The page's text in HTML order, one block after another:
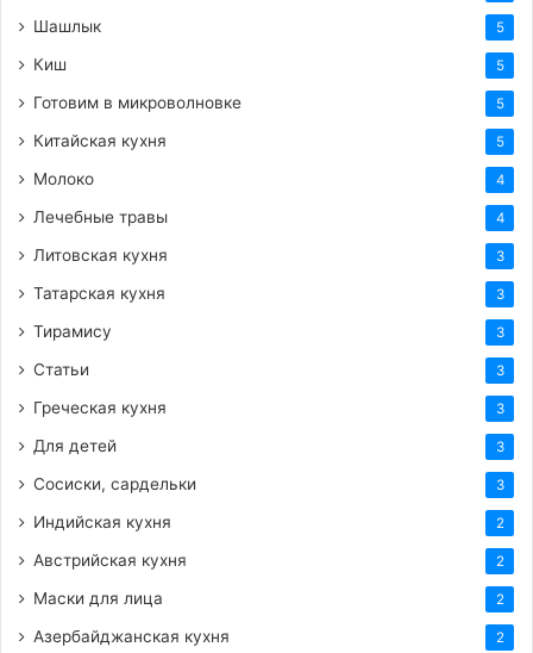
Шашлык 5
Киш 5
Готовим в микроволновке 5
Китайская кухня 5
Молоко 4
Лечебные травы 4
Литовская кухня 3
Татарская кухня 3
Тирамису 3
Статьи 3
Греческая кухня 3
Для детей 3
Сосиски, сардельки 3
Индийская кухня 2
Австрийская кухня 2
Маски для лица 2
Азербайджанская кухня 2